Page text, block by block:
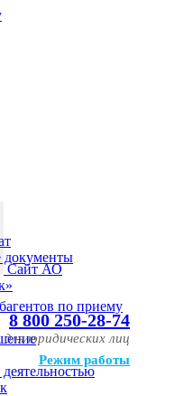
Сайт АО
8 800 250-28-74
для юридических лиц
Режим работы
документы
по приему